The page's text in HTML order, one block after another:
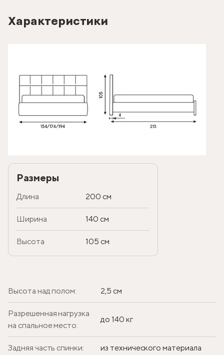
Характеристики
Размеры
Длина 200 см
Ширина 140 см
Высота 105 см
Высота над полом: 2,5 см
Разрешенная нагрузка
на спальное место:
до 140 кг
Задняя часть спинки: из технического материала